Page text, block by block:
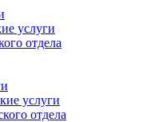
услуги
отдела
услуги
отдела